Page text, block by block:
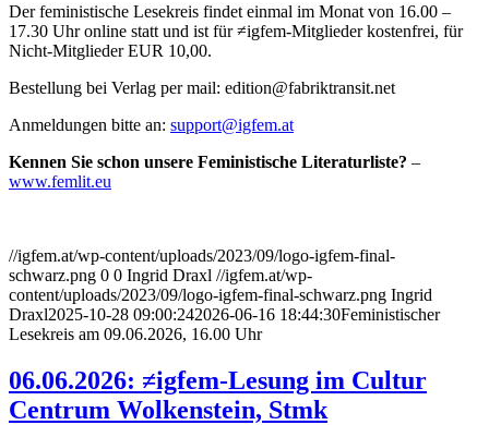
Der feministische Lesekreis findet einmal im Monat von 16.00 –
17.30 Uhr online statt und ist für ≠igfem-Mitglieder kostenfrei, für
Nicht-Mitglieder EUR 10,00.
Bestellung bei Verlag per mail: edition@fabriktransit.net
Anmeldungen bitte an: support@igfem.at
Kennen Sie schon unsere Feministische Literaturliste? –
www.femlit.eu
//igfem.at/wp-content/uploads/2023/09/logo-igfem-final-
schwarz.png 0 0 Ingrid Draxl //igfem.at/wp-
content/uploads/2023/09/logo-igfem-final-schwarz.png Ingrid
Draxl2025-10-28 09:00:242026-06-16 18:44:30Feministischer
Lesekreis am 09.06.2026, 16.00 Uhr
06.06.2026: ≠igfem-Lesung im Cultur
Centrum Wolkenstein, Stmk